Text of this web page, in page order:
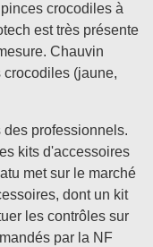
crocodiles à
est très présente
Chauvin
(jaune,
des professionnels.
kits d'accessoires
met sur le marché
dont un kit
les contrôles sur
par la NF